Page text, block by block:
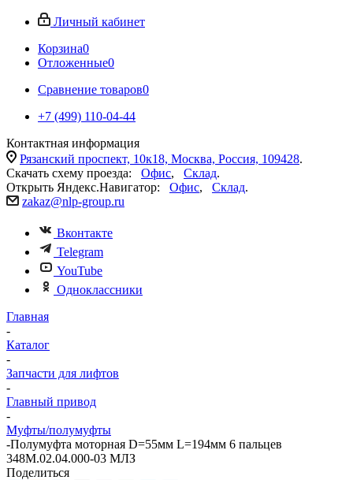
Личный кабинет
Корзина0
Отложенные0
Сравнение товаров0
+7 (499) 110-04-44
Контактная информация
Рязанский проспект, 10к18, Москва, Россия, 109428.
Скачать схему проезда: Офис, Склад.
Открыть Яндекс.Навигатор: Офис, Склад.
zakaz@nlp-group.ru
Вконтакте
Telegram
YouTube
Одноклассники
Главная
-
Каталог
-
Запчасти для лифтов
-
Главный привод
-
Муфты/полумуфты
-Полумуфта моторная D=55мм L=194мм 6 пальцев
348М.02.04.000-03 МЛЗ
Поделиться